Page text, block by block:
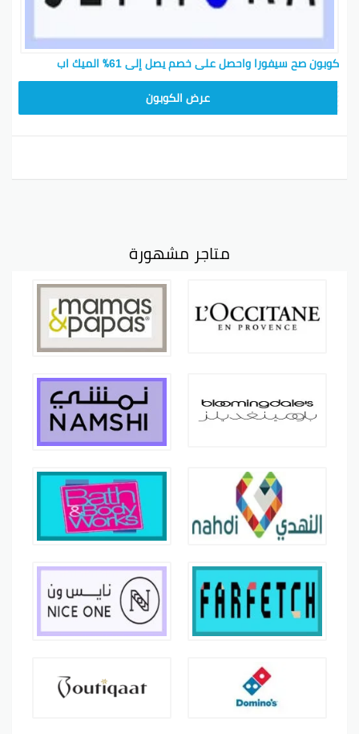
كوبون صح سيفورا واحصل على خصم يصل إلى 61٪ الميك اب
عرض الكوبون
متاجر مشهورة